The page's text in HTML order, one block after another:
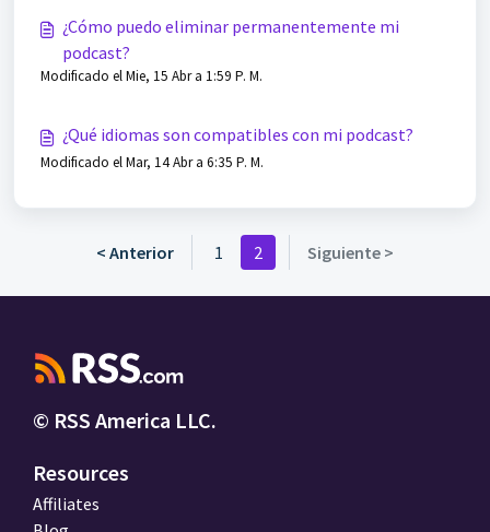
¿Cómo puedo eliminar permanentemente mi
podcast?
Modificado el Mie, 15 Abr a 1:59 P. M.
¿Qué idiomas son compatibles con mi podcast?
Modificado el Mar, 14 Abr a 6:35 P. M.
< Anterior 1 2 Siguiente >
© RSS America LLC.
Resources
Affiliates